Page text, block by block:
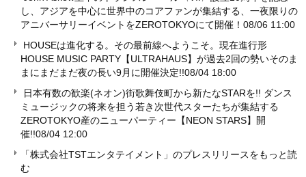
し、アジアを中心に世界中のコアファンが集結する、一夜限りの
アニバーサリーイベントをZEROTOKYOにて開催！ 08/06 11:00
HOUSEは進化する。その最前線へようこそ。現在進行形
HOUSE MUSIC PARTY【ULTRAHAUS】が過去2回の勢いそのま
まにまだまだ夜の長い9月に開催決定!!08/04 18:00
日本有数の歓楽(ネオン)街歌舞伎町から新たなSTARを!! ダンス
ミュージックの将来を担う若き次世代スターたちが集結する
ZEROTOKYO産のニューパーティー【NEON STARS】開
催!!08/04 12:00
「株式会社TSTエンタテイメント」のプレスリリースをもっと読
む